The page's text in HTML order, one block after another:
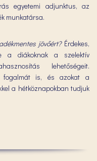
egyetemi adjunktus, az
munkatársa.
jövőért? Érdekes,
a diákoknak a szelektív
lehetőségeit.
fogalmát is, és azokat a
a hétköznapokban tudjuk